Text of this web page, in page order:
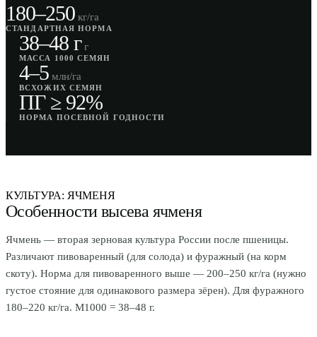
180–250 кг/га
СТАНДАРТНАЯ НОРМА
38–48 г г
МАССА 1000 СЕМЯН
4–5 млн/га
ВСХОЖИХ СЕМЯН
ПГ ≥ 92%
НОРМА ПОСЕВНОЙ ГОДНОСТИ
КУЛЬТУРА: ЯЧМЕНЯ
Особенности высева ячменя
Ячмень — вторая зерновая культура России после пшеницы.
Различают пивоваренный (для солода) и фуражный (на корм
скоту). Норма для пивоваренного выше — 200–250 кг/га (нужно
густое стояние для одинакового размера зёрен). Для фуражного
180–220 кг/га. M1000 = 38–48 г.